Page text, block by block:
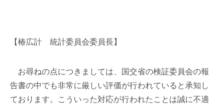
【椿広計 統計委員会委員長】
お尋ねの点につきましては、国交省の検証委員会の報
告書の中でも非常に厳しい評価が行われていると承知し
ております。こういった対応が行われたことは誠に不適